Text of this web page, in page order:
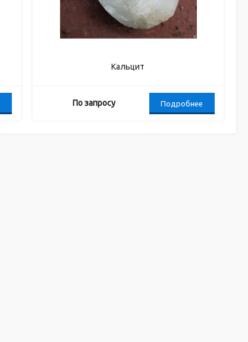
Кальцит
По запросу Подробнее